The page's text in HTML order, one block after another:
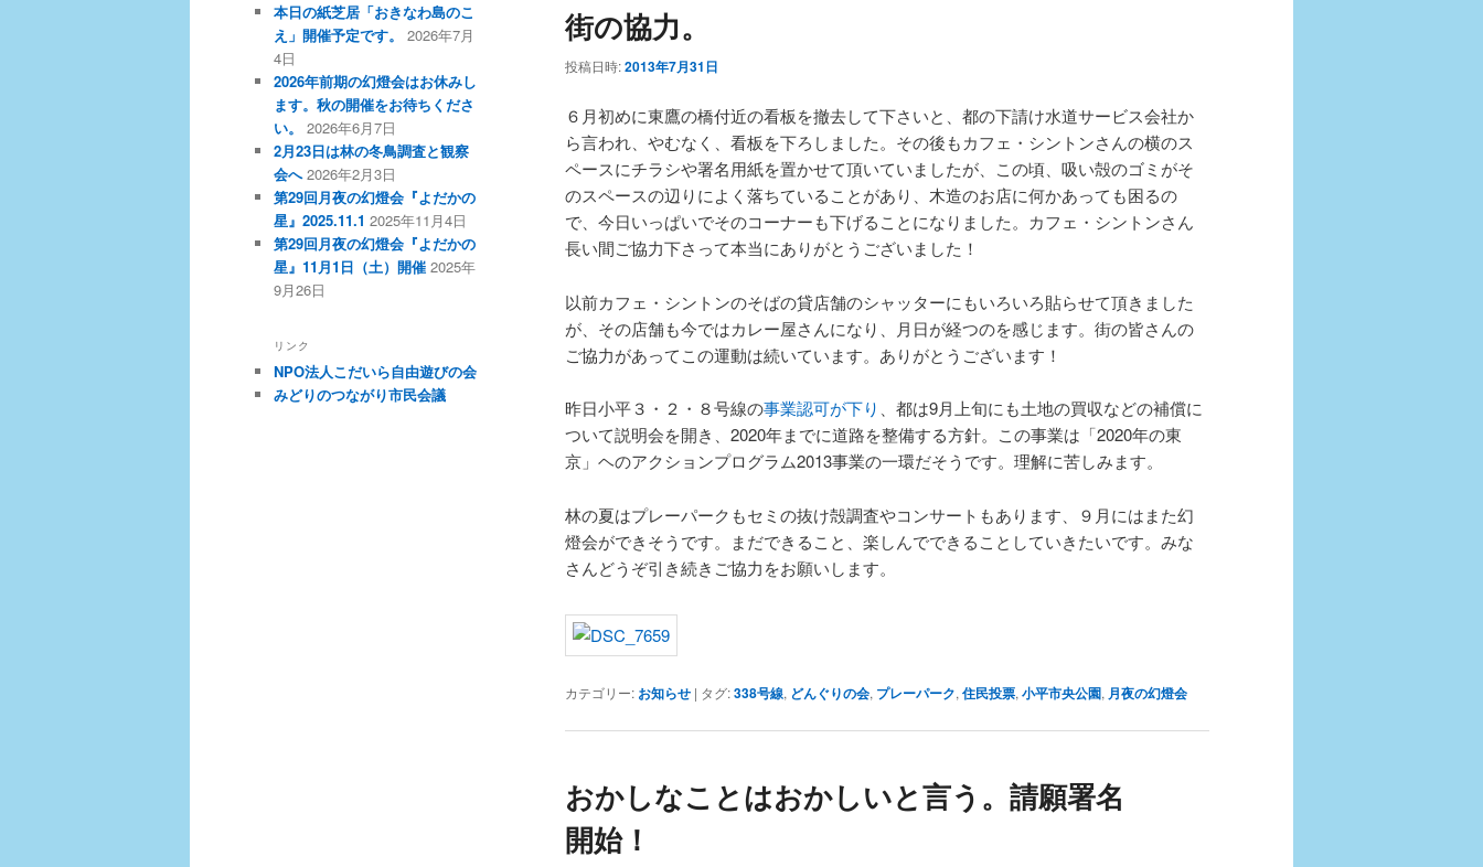
街の協力。
投稿日時:2013年7月31日
６月初めに東鷹の橋付近の看板を撤去して下さいと、都の下請け水道サービス会社か
ら言われ、やむなく、看板を下ろしました。その後もカフェ・シントンさんの横のス
ペースにチラシや署名用紙を置かせて頂いていましたが、この頃、吸い殻のゴミがそ
のスペースの辺りによく落ちていることがあり、木造のお店に何かあっても困るの
で、今日いっぱいでそのコーナーも下げることになりました。カフェ・シントンさん
長い間ご協力下さって本当にありがとうございました！
以前カフェ・シントンのそばの貸店舗のシャッターにもいろいろ貼らせて頂きました
が、その店舗も今ではカレー屋さんになり、月日が経つのを感じます。街の皆さんの
ご協力があってこの運動は続いています。ありがとうございます！
昨日小平３・２・８号線の事業認可が下り
、都は9月上旬にも土地の買収などの補償に
ついて説明会を開き、2020年までに道路を整備する方針。この事業は「2020年の東
京」ヘのアクションプログラム2013事業の一環だそうです。理解に苦しみます。
林の夏はプレーパークもセミの抜け殻調査やコンサートもあります、９月にはまた幻
燈会ができそうです。まだできること、楽しんでできることしていきたいです。みな
さんどうぞ引き続きご協力をお願いします。
カテゴリー: お知らせ | タグ:338号線, どんぐりの会, プレーパーク, 住民投票, 小平市央公園, 月夜の幻燈会
おかしなことはおかしいと言う。請願署名
開始！
本日の紙芝居「おきなわ島のこ
え」開催予定です。
2026年7月
4日
2026年前期の幻燈会はお休みし
ます。秋の開催をお待ちくださ
い。
2026年6月7日
2月23日は林の冬鳥調査と観察
会へ 2026年2月3日
第29回月夜の幻燈会『よだかの
星』2025.11.1 2025年11月4日
第29回月夜の幻燈会『よだかの
星』11月1日（土）開催 2025年
9月26日
リンク
NPO法人こだいら自由遊びの会
みどりのつながり市民会議